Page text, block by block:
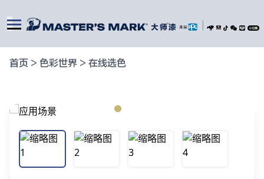
首页 > 色彩世界 > 在线选色